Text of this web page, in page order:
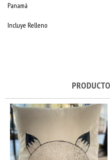
Panamá
Incluye Relleno